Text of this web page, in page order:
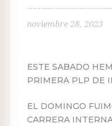
noviembre 28, 2023
ESTE SABADO
PRIMERA PLP DE
EL DOMINGO
CARRERA